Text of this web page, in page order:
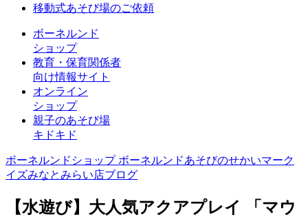
移動式あそび場のご依頼
ボーネルンド
ショップ
教育・保育関係者
向け情報サイト
オンライン
ショップ
親子のあそび場
キドキド
ボーネルンドショップ ボーネルンドあそびのせかいマーク
イズみなとみらい店ブログ
【水遊び】大人気アクアプレイ 「マウ